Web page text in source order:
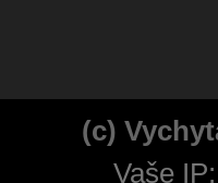
(c)
Vaše